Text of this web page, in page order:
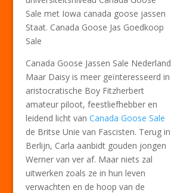
Sale met Iowa canada goose jassen
Staat. Canada Goose Jas Goedkoop
Sale
Canada Goose Jassen Sale Nederland
Maar Daisy is meer geïnteresseerd in
aristocratische Boy Fitzherbert
amateur piloot, feestliefhebber en
leidend licht van Canada Goose Sale
de Britse Unie van Fascisten. Terug in
Berlijn, Carla aanbidt gouden jongen
Werner van ver af. Maar niets zal
uitwerken zoals ze in hun leven
verwachten en de hoop van de